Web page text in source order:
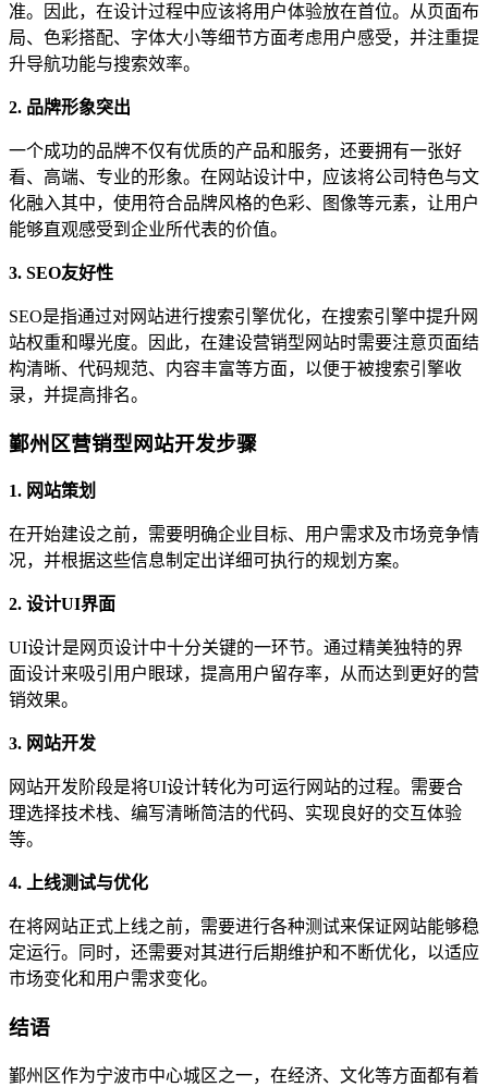
准。因此，在设计过程中应该将用户体验放在首位。从页面布
局、色彩搭配、字体大小等细节方面考虑用户感受，并注重提
升导航功能与搜索效率。
2. 品牌形象突出
一个成功的品牌不仅有优质的产品和服务，还要拥有一张好
看、高端、专业的形象。在网站设计中，应该将公司特色与文
化融入其中，使用符合品牌风格的色彩、图像等元素，让用户
能够直观感受到企业所代表的价值。
3. SEO友好性
SEO是指通过对网站进行搜索引擎优化，在搜索引擎中提升网
站权重和曝光度。因此，在建设营销型网站时需要注意页面结
构清晰、代码规范、内容丰富等方面，以便于被搜索引擎收
录，并提高排名。
鄞州区营销型网站开发步骤
1. 网站策划
在开始建设之前，需要明确企业目标、用户需求及市场竞争情
况，并根据这些信息制定出详细可执行的规划方案。
2. 设计UI界面
UI设计是网页设计中十分关键的一环节。通过精美独特的界
面设计来吸引用户眼球，提高用户留存率，从而达到更好的营
销效果。
3. 网站开发
网站开发阶段是将UI设计转化为可运行网站的过程。需要合
理选择技术栈、编写清晰简洁的代码、实现良好的交互体验
等。
4. 上线测试与优化
在将网站正式上线之前，需要进行各种测试来保证网站能够稳
定运行。同时，还需要对其进行后期维护和不断优化，以适应
市场变化和用户需求变化。
结语
鄞州区作为宁波市中心城区之一，在经济、文化等方面都有着